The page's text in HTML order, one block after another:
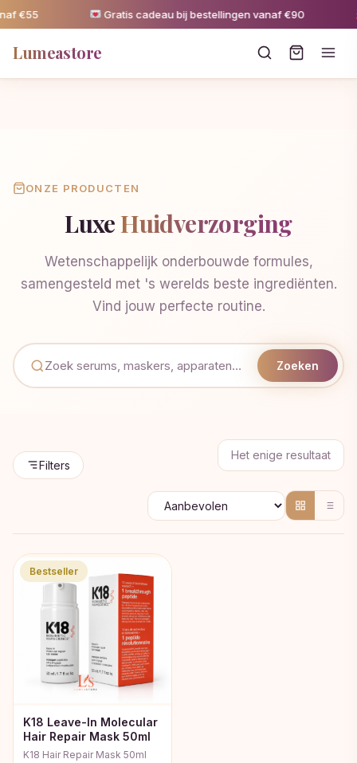
€55 Gratis cadeau bij bestellingen vanaf €90
Lumeastore
ONZE PRODUCTEN
LuxeHuidverzorging
Wetenschappelijk onderbouwde formules,
samengesteld met 's werelds beste ingrediënten.
Vind jouw perfecte routine.
Zoeken
Filters
Het enige resultaat
Bestseller
K18 Leave-In Molecular
Hair Repair Mask 50ml
K18 Hair Repair Mask 50ml